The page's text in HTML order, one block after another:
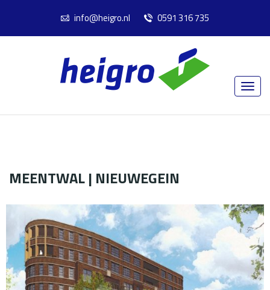
info@heigro.nl 0591 316 735
MEENTWAL | NIEUWEGEIN